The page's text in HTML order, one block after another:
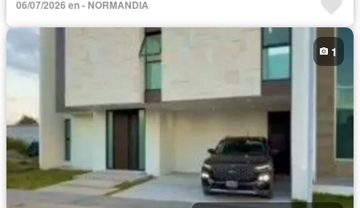
Recámara con closet
Azotea
Vista panorámica
Zonas verdes
06/07/2026 en - NORMANDIA
1